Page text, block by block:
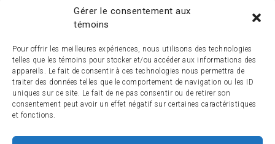
Gérer le consentement aux
témoins
Pour offrir les meilleures expériences, nous utilisons des technologies
telles que les témoins pour stocker et/ou accéder aux informations des
appareils. Le fait de consentir à ces technologies nous permettra de
traiter des données telles que le comportement de navigation ou les ID
uniques sur ce site. Le fait de ne pas consentir ou de retirer son
consentement peut avoir un effet négatif sur certaines caractéristiques
et fonctions.
PUBLICATIONS MENSUELLES Publications